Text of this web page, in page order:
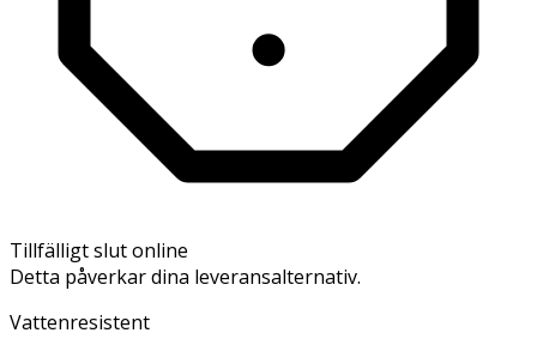
Tillfälligt slut online
Detta påverkar dina leveransalternativ.
Vattenresistent